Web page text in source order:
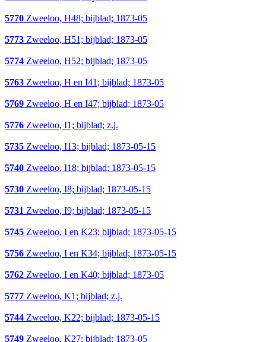
5770 Zweeloo, H48; bijblad; 1873-05
5773 Zweeloo, H51; bijblad; 1873-05
5774 Zweeloo, H52; bijblad; 1873-05
5763 Zweeloo, H en I41; bijblad; 1873-05
5769 Zweeloo, H en I47; bijblad; 1873-05
5776 Zweeloo, I1; bijblad; z.j.
5735 Zweeloo, I13; bijblad; 1873-05-15
5740 Zweeloo, I18; bijblad; 1873-05-15
5730 Zweeloo, I8; bijblad; 1873-05-15
5731 Zweeloo, I9; bijblad; 1873-05-15
5745 Zweeloo, I en K23; bijblad; 1873-05-15
5756 Zweeloo, I en K34; bijblad; 1873-05-15
5762 Zweeloo, I en K40; bijblad; 1873-05
5777 Zweeloo, K1; bijblad; z.j.
5744 Zweeloo, K22; bijblad; 1873-05-15
5749 Zweeloo, K27; bijblad; 1873-05